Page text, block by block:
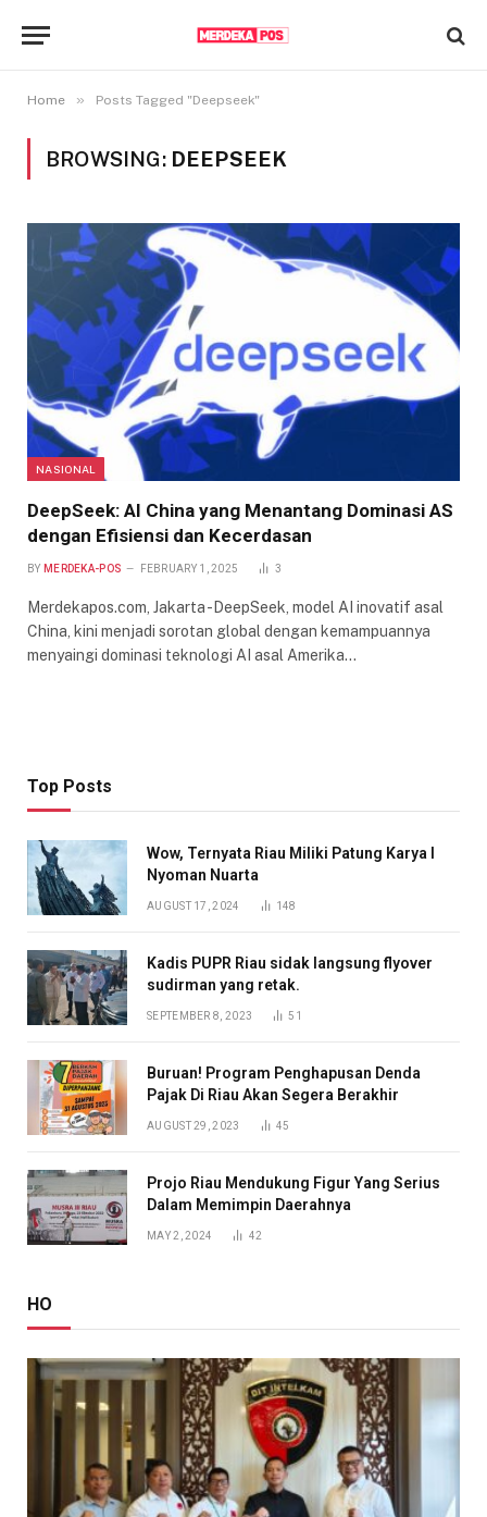
Home » Posts Tagged "Deepseek"
BROWSING: DEEPSEEK
NASIONAL
DeepSeek: AI China yang Menantang Dominasi AS
dengan Efisiensi dan Kecerdasan
BY MERDEKA-POS FEBRUARY 1, 2025 3
Merdekapos.com, Jakarta -DeepSeek, model AI inovatif asal
China, kini menjadi sorotan global dengan kemampuannya
menyaingi dominasi teknologi AI asal Amerika…
Top Posts
Wow, Ternyata Riau Miliki Patung Karya I
Nyoman Nuarta
AUGUST 17, 2024 148
Kadis PUPR Riau sidak langsung flyover
sudirman yang retak.
SEPTEMBER 8, 2023 51
Buruan! Program Penghapusan Denda
Pajak Di Riau Akan Segera Berakhir
AUGUST 29, 2023 45
Projo Riau Mendukung Figur Yang Serius
Dalam Memimpin Daerahnya
MAY 2, 2024 42
HO